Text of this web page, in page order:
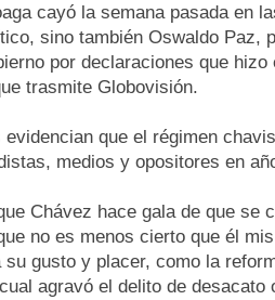
cayó la semana pasada en
sino también Oswaldo Paz,
por declaraciones que
trasmite Globovisión.
que el régimen
medios y opositores en
Chávez hace gala de que se
no es menos cierto que él
su gusto y placer, como la
agravó el delito de desacato